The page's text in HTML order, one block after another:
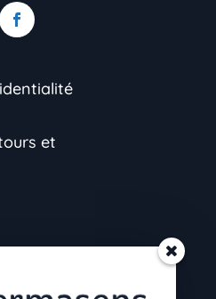
et
(soir sur rendez-vous)